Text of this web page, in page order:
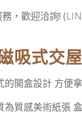
，歡迎洽詢! (
吸式交
的開盒設計 方便
為質感美術紙張